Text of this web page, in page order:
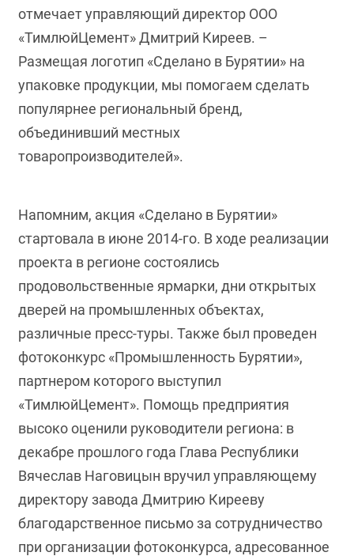
отмечает управляющий директор ООО
«ТимлюйЦемент» Дмитрий Киреев. –
Размещая логотип «Сделано в Бурятии» на
упаковке продукции, мы помогаем сделать
популярнее региональный бренд,
объединивший местных
товаропроизводителей».
Напомним, акция «Сделано в Бурятии»
стартовала в июне 2014-го. В ходе реализации
проекта в регионе состоялись
продовольственные ярмарки, дни открытых
дверей на промышленных объектах,
различные пресс-туры. Также был проведен
фотоконкурс «Промышленность Бурятии»,
партнером которого выступил
«ТимлюйЦемент». Помощь предприятия
высоко оценили руководители региона: в
декабре прошлого года Глава Республики
Вячеслав Наговицын вручил управляющему
директору завода Дмитрию Кирееву
благодарственное письмо за сотрудничество
при организации фотоконкурса, адресованное